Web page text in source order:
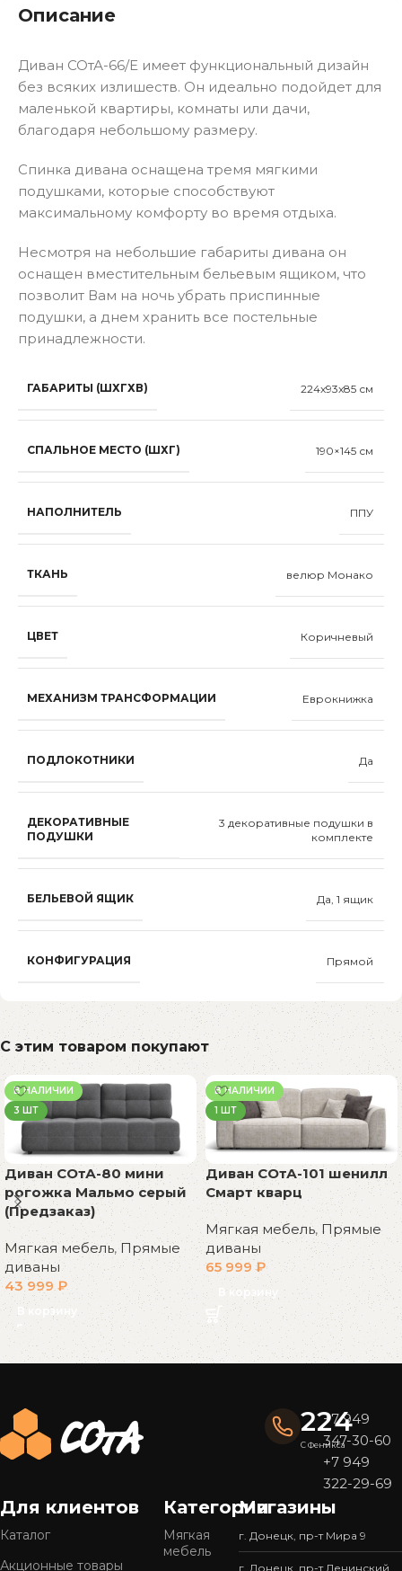
Описание
Диван СОтА-66/Е имеет функциональный дизайн
без всякиx излишеств. Он идеально подойдет для
маленькой квартиры, комнаты или дачи,
благодаря небольшому размеру.
Спинка дивана оснащена тремя мягкими
подушками, которые способствуют
максимальному комфорту во время отдыха.
Несмотря на небольшие габариты дивана он
оснащен вместительным бельевым ящиком, что
позволит Вам на ночь убрать приспинные
подушки, а днем хранить все постельные
принадлежности.
ГАБАРИТЫ (ШХГХВ) 224x93x85 см
СПАЛЬНОЕ МЕСТО (ШХГ) 190×145 см
НАПОЛНИТЕЛЬ ППУ
ТКАНЬ велюр Монако
ЦВЕТ Коричневый
МЕХАНИЗМ ТРАНСФОРМАЦИИ Еврокнижка
ПОДЛОКОТНИКИ Да
ДЕКОРАТИВНЫЕ
ПОДУШКИ
3 декоративные подушки в
комплекте
БЕЛЬЕВОЙ ЯЩИК Да, 1 ящик
КОНФИГУРАЦИЯ Прямой
С этим товаром покупают
В НАЛИЧИИ
3 ШТ
Диван СОтА-80 мини
рогожка Мальмо серый
(Предзаказ)
Мягкая мебель,Прямые
диваны
43 999₽
В корзину
В НАЛИЧИИ
1 ШТ
Диван СОтА-101 шенилл
Смарт кварц
Мягкая мебель, Прямые
диваны
65 999₽
В корзину
Read More
224
С Феникса
+7 949
347-30-60
+7 949
322-29-69
Для клиентов
Каталог
Акционные товары
Категории
Мягкая
мебель
Магазины
г. Донецк, пр-т Мира 9
г. Донецк, пр-т Ленинский